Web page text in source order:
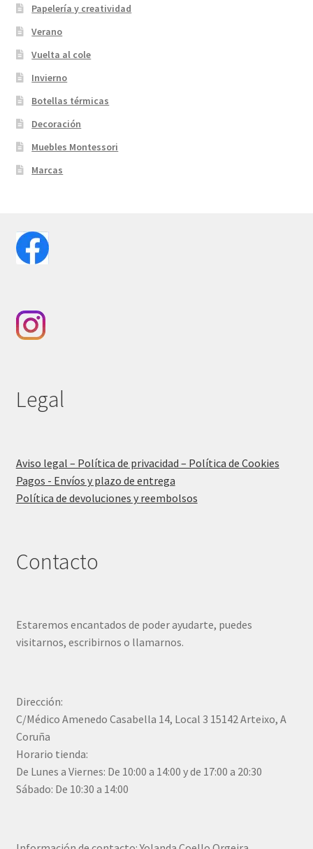
Papelería y creatividad
Verano
Vuelta al cole
Invierno
Botellas térmicas
Decoración
Muebles Montessori
Marcas
Legal
Aviso legal – Política de privacidad – Política de Cookies
Pagos - Envíos y plazo de entrega
Política de devoluciones y reembolsos
Contacto
Estaremos encantados de poder ayudarte, puedes
visitarnos, escribirnos o llamarnos.
Dirección:
C/Médico Amenedo Casabella 14, Local 3 15142 Arteixo, A
Coruña
Horario tienda:
De Lunes a Viernes: De 10:00 a 14:00 y de 17:00 a 20:30
Sábado: De 10:30 a 14:00